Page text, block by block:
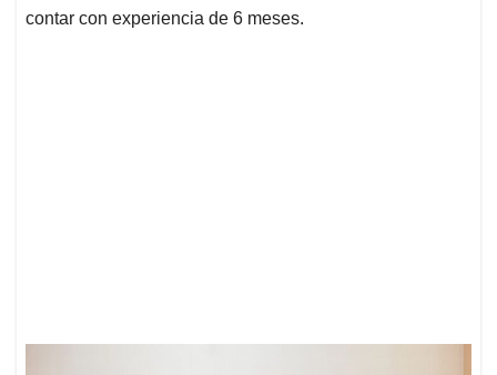
contar con experiencia de 6 meses.